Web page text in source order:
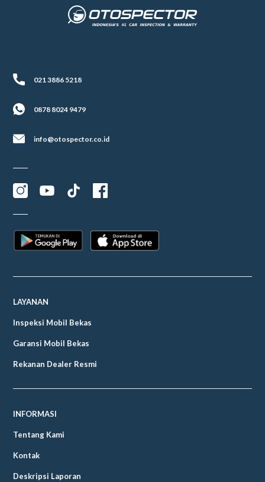
021 3886 5218
0878 8024 9479
info@otospector.co.id
LAYANAN
Inspeksi Mobil Bekas
Garansi Mobil Bekas
Rekanan Dealer Resmi
INFORMASI
Tentang Kami
Kontak
Deskripsi Laporan